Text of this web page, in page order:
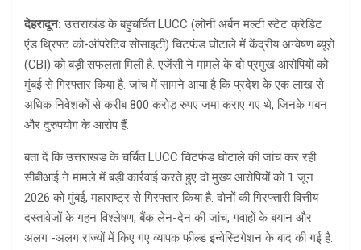
देहरादून: उत्तराखंड के बहुचर्चित LUCC (लोनी अर्बन मल्टी स्टेट क्रेडिट
एंड थ्रिफ्ट को-ऑपरेटिव सोसाइटी) चिटफंड घोटाले में केंद्रीय अन्वेषण ब्यूरो
(CBI) को बड़ी सफलता मिली है. एजेंसी ने मामले के दो प्रमुख आरोपियों को
मुंबई से गिरफ्तार किया है. जांच में सामने आया है कि प्रदेश के एक लाख से
अधिक निवेशकों से करीब 800 करोड़ रुपए जमा कराए गए थे, जिनके गबन
और दुरुपयोग के आरोप हैं.
बता दें कि उत्तराखंड के चर्चित LUCC चिटफंड घोटाले की जांच कर रही
सीबीआई ने मामले में बड़ी कार्रवाई करते हुए दो मुख्य आरोपियों को 1 जून
2026 को मुंबई, महाराष्ट्र से गिरफ्तार किया है. दोनों की गिरफ्तारी वित्तीय
दस्तावेजों के गहन विश्लेषण, बैंक लेन-देन की जांच, गवाहों के बयान और
अलग -अलग राज्यों में किए गए व्यापक फील्ड इन्वेस्टिगेशन के बाद की गई है.